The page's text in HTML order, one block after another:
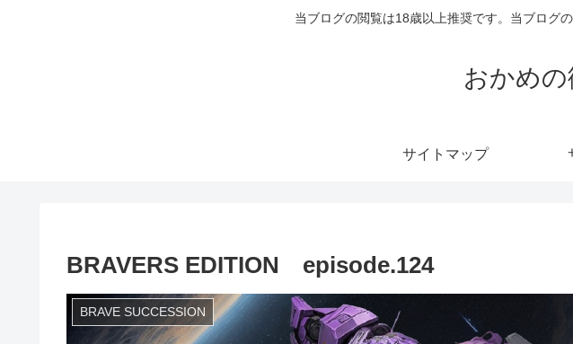
当ブログの閲覧は18歳以上推奨です。当ブログ
おかめ
サイトマップ
BRAVERS EDITION episode.124
BRAVE SUCCESSION